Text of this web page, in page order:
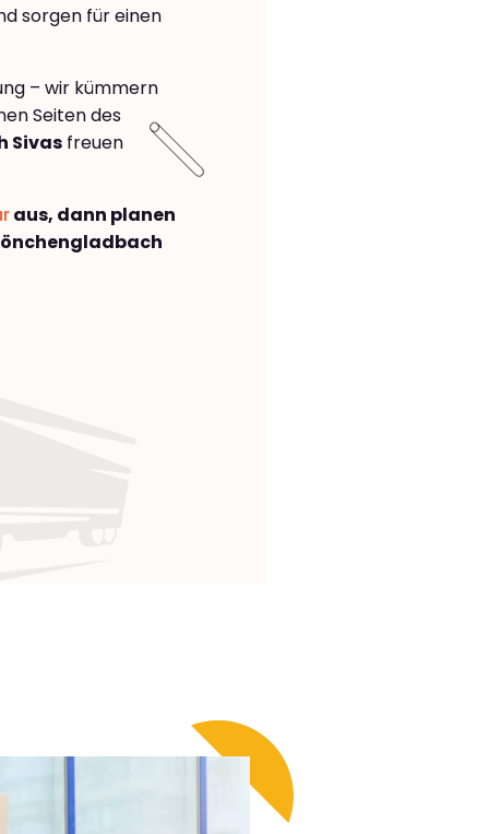
sorgen für einen
– wir kümmern
Seiten des
Sivas freuen
aus, dann planen